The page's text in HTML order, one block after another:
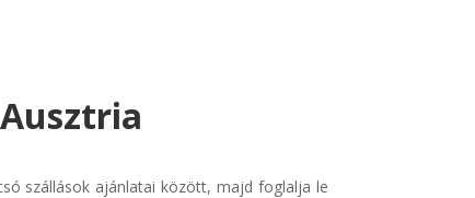
szállások ajánlatai között, majd foglalja le